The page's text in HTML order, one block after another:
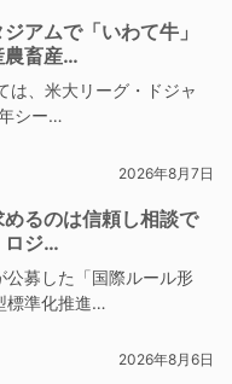
アムで「いわて牛」
農畜産…
、米大リーグ・ドジャ
シー…
2026年8月7日
めるのは信頼し相談で
ジ…
募した「国際ルール形
標準化推進…
2026年8月6日